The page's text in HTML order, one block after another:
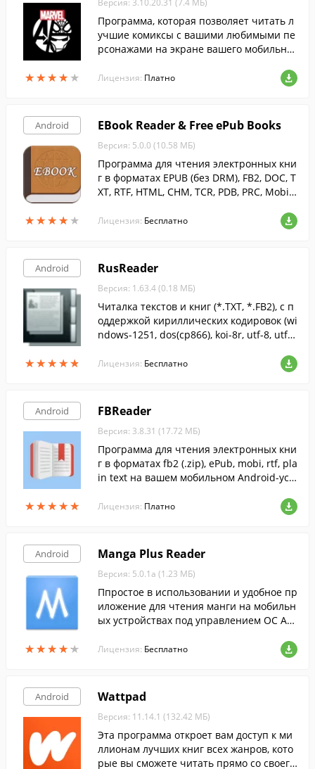
★★★★ ★
★★★★ ★
Версия: 3.10.20.31 (7.4 МБ)
Программа, которая позволяет читать л
учшие комиксы с вашими любимыми пе
рсонажами на экране вашего мобильног
Лицензия: Платно
Android
★★★★ ★
★★★★ ★
EBook Reader & Free ePub Books
Версия: 5.0.0 (10.58 МБ)
Программа для чтения электронных кни
г в форматах EPUB (без DRM), FB2, DOC, T
XT, RTF, HTML, CHM, TCR, PDB, PRC, Mobi
Лицензия: Бесплатно
Android
★★★★★
★★★★★
RusReader
Версия: 1.63.4 (0.18 МБ)
Читалка текстов и книг (*.TXT, *.FB2), с п
оддержкой кириллических кодировок (wi
ndows-1251, dos(cp866), koi-8r, utf-8, utf-1
Лицензия: Бесплатно
Android
★★★★★
★★★★★
FBReader
Версия: 3.8.31 (17.72 МБ)
Программа для чтения электронных кни
г в форматах fb2 (.zip), ePub, mobi, rtf, pla
in text на вашем мобильном Android-уст
Лицензия: Платно
Android
★★★★★
★★★★★
Manga Plus Reader
Версия: 5.0.1a (1.23 МБ)
Ппростое в использовании и удобное пр
иложение для чтения манги на мобильн
ых устройствах под управлением ОС An
Лицензия: Бесплатно
Android Wattpad
Версия: 11.14.1 (132.42 МБ)
Эта программа откроет вам доступ к ми
ллионам лучших книг всех жанров, кото
рые вы сможете читать прямо со своего